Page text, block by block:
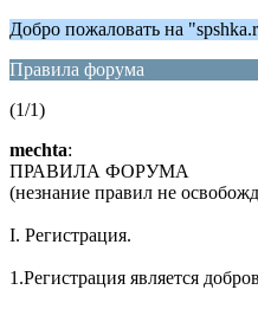
Добро пожаловать на
Правила форума
(1/1)
mechta:
ПРАВИЛА ФОРУМА
(незнание правил не
I. Регистрация.
1.Регистрация является